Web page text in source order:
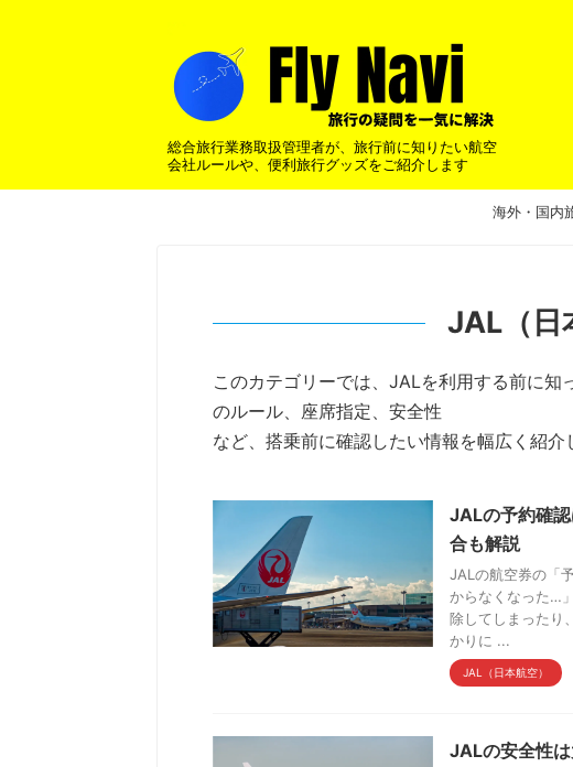
総合旅行業務取扱管理者が、旅行前に知りたい航空
会社ルールや、便利旅行グッズをご紹介します
海外・国内
JAL（日
このカテゴリーでは、JALを利用する前に
のルール、座席指定、安全性
など、搭乗前に確認したい情報を幅広く紹介
JALの予約確
合も解説
JALの航空券の「
からなくなった…
除してしまったり
かりに ...
JAL（日本航空）
JALの安全性